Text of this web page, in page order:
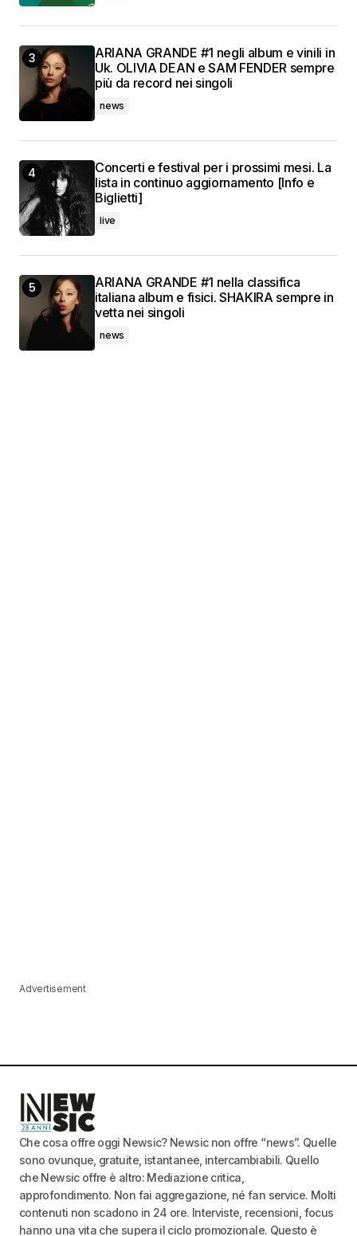
ARIANA GRANDE #1 negli album e vinili in
Uk. OLIVIA DEAN e SAM FENDER sempre
più da record nei singoli
news
Concerti e festival per i prossimi mesi. La
lista in continuo aggiornamento [Info e
Biglietti]
live
ARIANA GRANDE #1 nella classifica
italiana album e fisici. SHAKIRA sempre in
vetta nei singoli
news
Advertisement
Che cosa offre oggi Newsic? Newsic non offre “news”. Quelle
sono ovunque, gratuite, istantanee, intercambiabili. Quello
che Newsic offre è altro: Mediazione critica,
approfondimento. Non fai aggregazione, né fan service. Molti
contenuti non scadono in 24 ore. Interviste, recensioni, focus
hanno una vita che supera il ciclo promozionale. Questo è